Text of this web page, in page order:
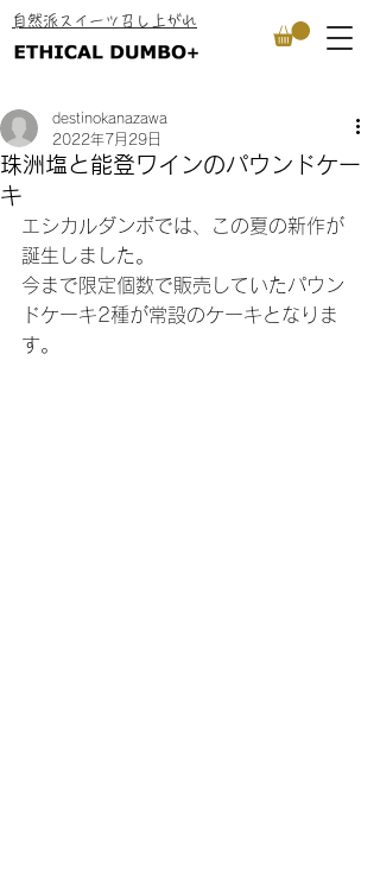
​自然派スイーツ召し上がれ
珠洲塩と能登ワインのパウンドケー
キ
destinokanazawa
2022年7月29日
エシカルダンボでは、この夏の新作が
誕生しました。
今まで限定個数で販売していたパウン
ドケーキ2種が常設のケーキとなりま
す。